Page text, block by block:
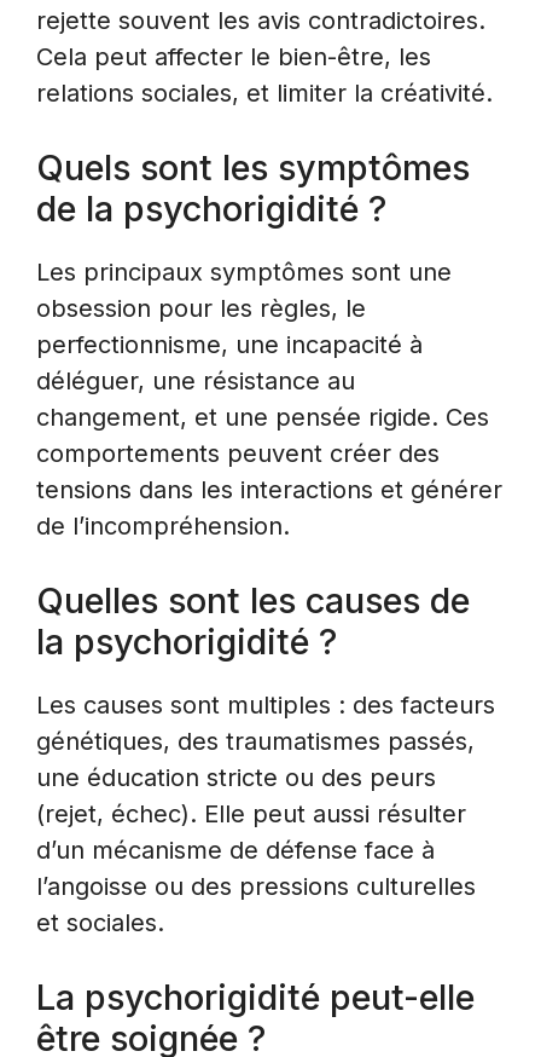
rejette souvent les avis contradictoires.
Cela peut affecter le bien-être, les
relations sociales, et limiter la créativité.
Quels sont les symptômes
de la psychorigidité ?
Les principaux symptômes sont une
obsession pour les règles, le
perfectionnisme, une incapacité à
déléguer, une résistance au
changement, et une pensée rigide. Ces
comportements peuvent créer des
tensions dans les interactions et générer
de l’incompréhension.
Quelles sont les causes de
la psychorigidité ?
Les causes sont multiples : des facteurs
génétiques, des traumatismes passés,
une éducation stricte ou des peurs
(rejet, échec). Elle peut aussi résulter
d’un mécanisme de défense face à
l’angoisse ou des pressions culturelles
et sociales.
La psychorigidité peut-elle
être soignée ?